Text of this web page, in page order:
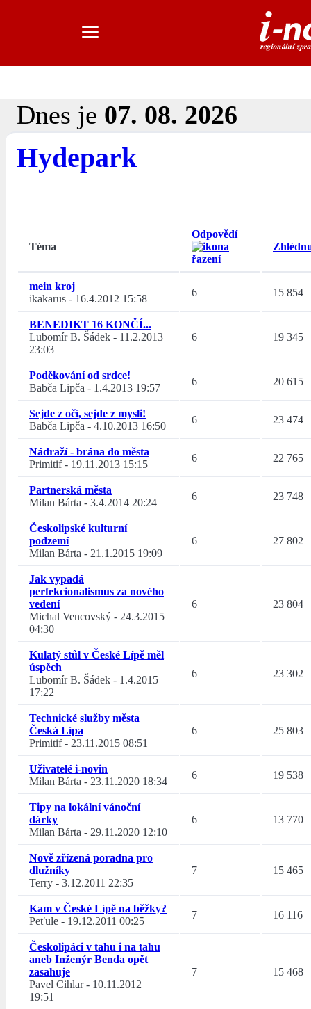
Dnes je 07. 08. 2026
Hydepark
Téma
Odpovědí
mein kroj
ikakarus - 16.4.2012 15:58
6 15 854
BENEDIKT 16 KONČÍ...
Lubomír B. Šádek - 11.2.2013
23:03
6 19 345
Poděkování od srdce!
Babča Lipča - 1.4.2013 19:57
6 20 615
Sejde z očí, sejde z mysli!
Babča Lipča - 4.10.2013 16:50
6 23 474
Nádraží - brána do města
Primitif- 19.11.2013 15:15
6 22 765
Partnerská města
Milan Bárta - 3.4.2014 20:24
6 23 748
Českolipské kulturní
podzemí
Milan Bárta - 21.1.2015 19:09
6 27 802
Jak vypadá
perfekcionalismus za nového
vedení
Michal Vencovský - 24.3.2015
04:30
6 23 804
Kulatý stůl v České Lípě měl
úspěch
Lubomír B. Šádek - 1.4.2015
17:22
6 23 302
Technické služby města
Česká Lípa
Primitif- 23.11.2015 08:51
6 25 803
Uživatelé i-novin
Milan Bárta - 23.11.2020 18:34
6 19 538
Tipy na lokální vánoční
dárky
Milan Bárta - 29.11.2020 12:10
6 13 770
Nově zřízená poradna pro
dlužníky
Terry - 3.12.2011 22:35
7 15 465
Kam v České Lípě na běžky?
Peťule - 19.12.2011 00:25
7 16 116
Českolipáci v tahu i na tahu
aneb Inženýr Benda opět
zasahuje
Pavel Cihlar- 10.11.2012
19:51
7 15 468